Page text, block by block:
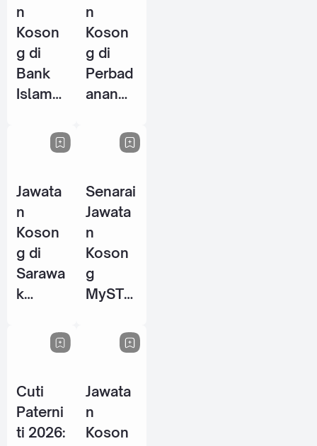
n
Koson
g di
Bank
Islam
Berhad
- 25
Jun
2026
n
Koson
g di
Perbad
anan
Johor
29 Mei
2026
Jawata
n
Koson
g di
Sarawa
k
Berhad
2026
Senarai
Jawata
n
Koson
g
MySTE
2026
Cuti
Paterni
ti 2026:
Jawata
n
Koson